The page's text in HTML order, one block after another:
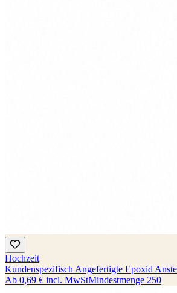
Hochzeit
Kundenspezifisch Angefertigte Epoxid
Ab 0,69 € incl. MwStMindestmenge 250